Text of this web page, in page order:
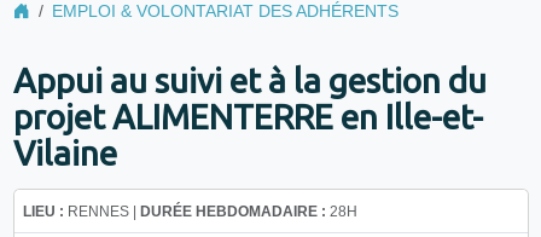
EMPLOI & VOLONTARIAT DES ADHÉRENTS
Appui au suivi et à la gestion du
projet ALIMENTERRE en Ille-et-
Vilaine
LIEU : RENNES | DURÉE HEBDOMADAIRE : 28H